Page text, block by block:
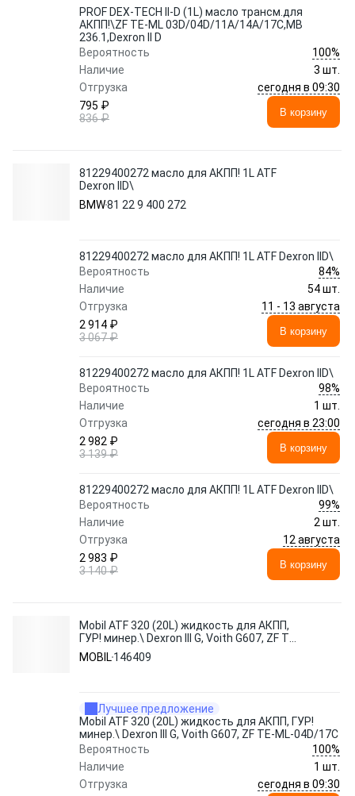
PROF DEX-TECH II-D (1L) масло трансм.для
АКПП!\ZF TE-ML 03D/04D/11A/14A/17C,MB
236.1,Dexron II D
Вероятность
100%
Наличие
3 шт.
Отгрузка
сегодня в 09:30
795 ₽
836 ₽
В корзину
81229400272 масло для АКПП! 1L ATF
Dexron IID\
BMW81 22 9 400 272
81229400272 масло для АКПП! 1L ATF Dexron IID\
Вероятность
84%
Наличие
54 шт.
Отгрузка
11 - 13 августа
2 914 ₽
3 067 ₽
В корзину
81229400272 масло для АКПП! 1L ATF Dexron IID\
Вероятность
98%
Наличие
1 шт.
Отгрузка
сегодня в 23:00
2 982 ₽
3 139 ₽
В корзину
81229400272 масло для АКПП! 1L ATF Dexron IID\
Вероятность
99%
Наличие
2 шт.
Отгрузка
12 августа
2 983 ₽
3 140 ₽
В корзину
Mobil ATF 320 (20L) жидкость для АКПП,
ГУР! минер.\ Dexron III G, Voith G607, ZF TE-
ML-04D/17C
MOBIL146409
Лучшее предложение
Mobil ATF 320 (20L) жидкость для АКПП, ГУР!
минер.\ Dexron III G, Voith G607, ZF TE-ML-04D/17C
Вероятность
100%
Наличие
1 шт.
Отгрузка
сегодня в 09:30